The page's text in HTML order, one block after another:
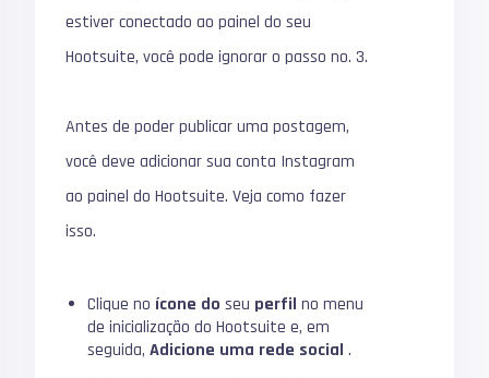
estiver conectado ao painel do seu
Hootsuite, você pode ignorar o passo no. 3.
Antes de poder publicar uma postagem,
você deve adicionar sua conta Instagram
ao painel do Hootsuite. Veja como fazer
isso.
Clique no ícone do seu perfil no menu
de inicialização do Hootsuite e, em
seguida,Adicione uma rede social .